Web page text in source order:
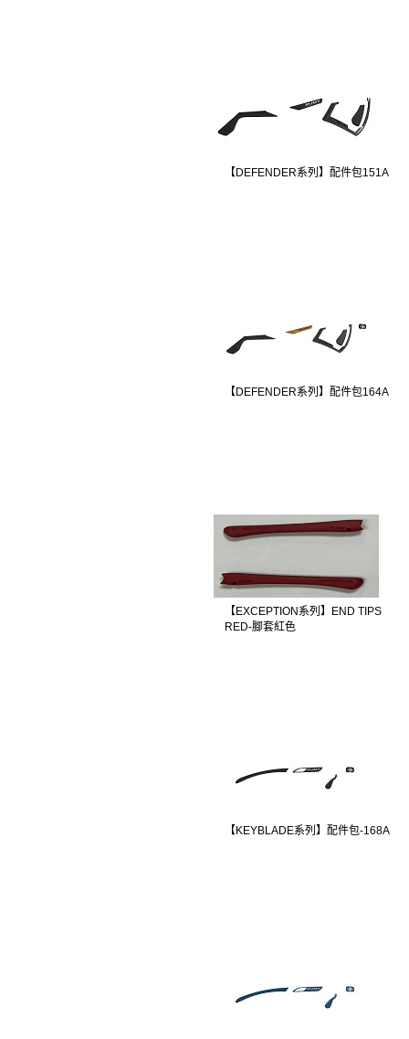
【DEFENDER系列】配件包151A
【DEFENDER系列】配件包164A
【EXCEPTION系列】END TIPS
RED-腳套紅色
【KEYBLADE系列】配件包-168A